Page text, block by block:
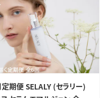
期便 SELALY (セラリー)